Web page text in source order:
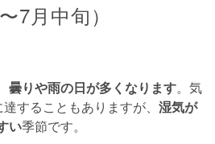
7月中旬）
曇りや雨の日が多くなります。気
ることもありますが、 湿気が
い季節です。